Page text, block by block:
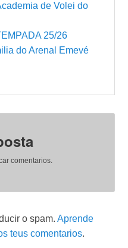
de Volei do
25/26
do Arenal Emevé
comentarios.
o spam.Aprende
teus comentarios.